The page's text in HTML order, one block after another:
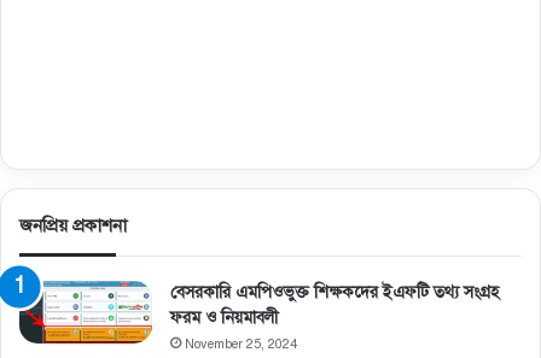
জনপ্রিয় প্রকাশনা
বেসরকারি এমপিওভুক্ত শিক্ষকদের ইএফটি তথ্য সংগ্রহ
ফরম ও নিয়মাবলী
November 25, 2024